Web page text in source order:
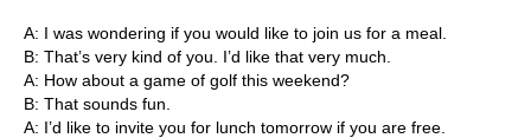
A: I was wondering if you would like to join us for a meal.
B: That’s very kind of you. I’d like that very much.
A: How about a game of golf this weekend?
B: That sounds fun.
A: I’d like to invite you for lunch tomorrow if you are free.